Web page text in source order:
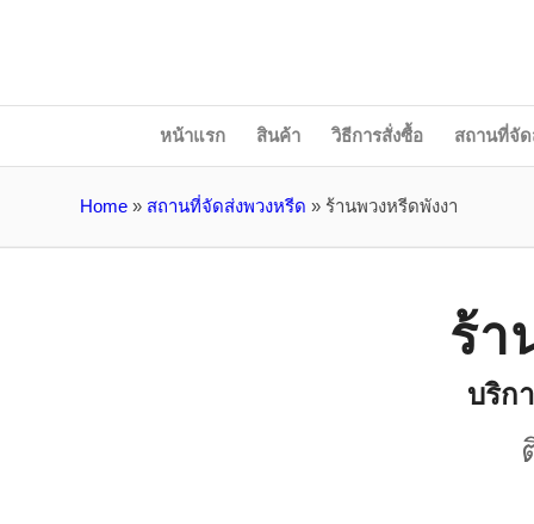
หน้าแรก สินค้า วิธีการสั่งซื้อ สถานที่จัด
Home » สถานที่จัดส่งพวงหรีด » ร้านพวงหรีดพังงา
ร้า
บริก